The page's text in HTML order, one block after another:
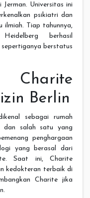
Universitas ini
psikiatri dan
ilmiah. Tiap tahunnya,
berhasil
berstatus
Berlin
sebagai rumah
dan salah satu yang
penghargaan
yang berasal dari
Saat ini, Charite
kedokteran terbaik di
Charite jika